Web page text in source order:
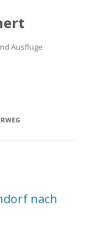
Ausflüge
nach